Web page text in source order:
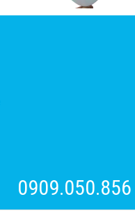
0909.050.856